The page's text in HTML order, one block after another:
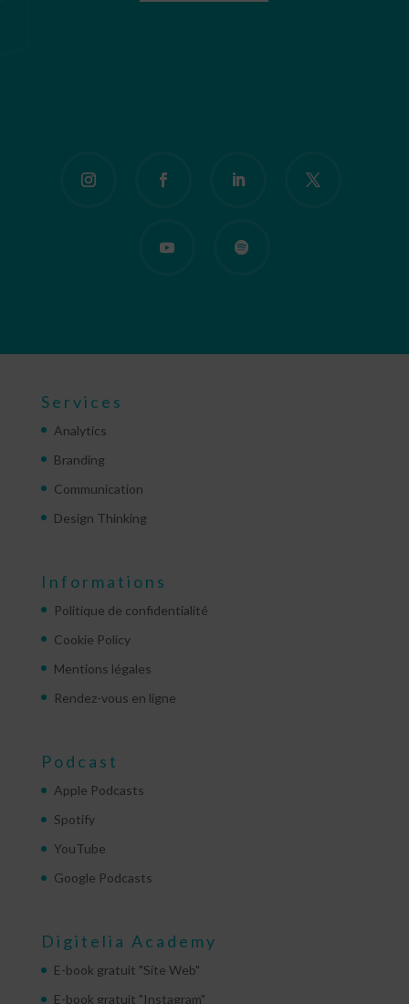
Services
Analytics
Branding
Communication
Design Thinking
Informations
Politique de confidentialité
Cookie Policy
Mentions légales
Rendez-vous en ligne
Podcast
Apple Podcasts
Spotify
YouTube
Google Podcasts
Digitelia Academy
E-book gratuit "Site Web"
E-book gratuit "Instagram"